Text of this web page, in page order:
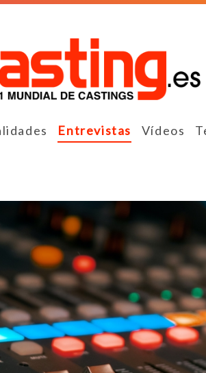
Entrevistas Vídeos